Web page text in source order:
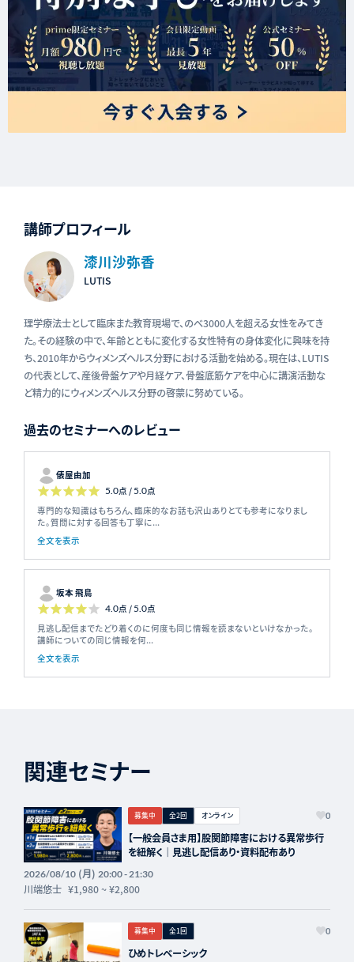
講師プロフィール
漆川沙弥香
LUTIS
理学療法士として臨床また教育現場で、のべ3000人を超える女性をみてき
た。その経験の中で、年齢とともに変化する女性特有の身体変化に興味を持
ち、2010年からウィメンズヘルス分野における活動を始める。現在は、LUTIS
の代表として、産後骨盤ケアや月経ケア、骨盤底筋ケアを中心に講演活動な
ど精力的にウィメンズヘルス分野の啓蒙に努めている。
過去のセミナーへのレビュー
俵屋由加
5.0点 /5.0点
専門的な知識はもちろん、臨床的なお話も沢山ありとても参考になりまし
た。質問に対する回答も丁寧に...
全文を表示
坂本 飛鳥
4.0点 /5.0点
見逃し配信までたどり着くのに何度も同じ情報を読まないといけなかった。
講師についての同じ情報を何...
全文を表示
関連セミナー
募集中 全2回 オンライン 0
【一般会員さま用】股関節障害における異常歩行
を紐解く｜見逃し配信あり・資料配布あり
2026/08/10(月) 20:00 - 21:30
川端悠士 ¥1,980~¥2,800
募集中 全1回 0
ひめトレベーシック